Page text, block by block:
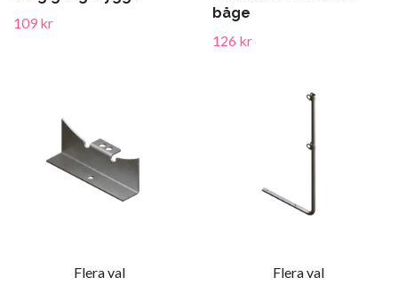
109 kr
båge
126 kr
Flera val
Flera val